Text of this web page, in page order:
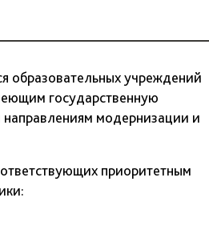
образовательных учреждений
государственную
модернизации и
приоритетным